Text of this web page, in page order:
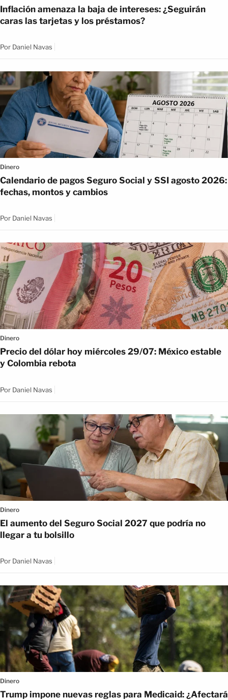
Inflación amenaza la baja de intereses: ¿Seguirán
caras las tarjetas y los préstamos?
Por Daniel Navas
Dinero
Calendario de pagos Seguro Social y SSI agosto 2026:
fechas, montos y cambios
Por Daniel Navas
Dinero
Precio del dólar hoy miércoles 29/07: México estable
y Colombia rebota
Por Daniel Navas
Dinero
El aumento del Seguro Social 2027 que podría no
llegar a tu bolsillo
Por Daniel Navas
Dinero
Trump impone nuevas reglas para Medicaid: ¿Afectará